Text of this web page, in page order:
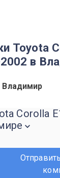
Toyota
в
Владимир
Corolla